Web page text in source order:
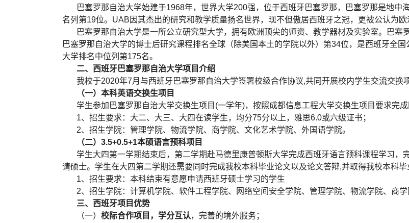
巴塞罗那自治大学始建于1968年，世界大学200强，位于西班牙巴塞罗那，巴塞罗那是地
名列第19位。UAB因其杰出的研究和教学质量扬名世界，现不但傲居西班牙之冠，更被公认为欧
巴塞罗那自治大学是一所公立研究型大学，拥有欧洲顶尖的师资、教学器材及实验室。巴塞
巴塞罗那自治大学的博士后研究课程排名全球（除美国本土的学院以外）第34位，是西班牙全
大学排名中位列第175名。
二、西班牙巴塞罗那自治大学项目介绍
我校于2020年7月与西班牙巴塞罗那自治大学签署校级合作协议,共同开展校内学生交流交换
（一）本科英语交换生项目
学生参加巴塞罗那自治大学交换生项目(一学年)，按照成都信息工程大学交换生项目要求完
1、招生要求：大二、大三、大四在读学生，均分75分以上，雅思6.0或六级证书；
2、招生学院：管理学院、物流学院、商学院、文化艺术学院、外国语学院。
（二）3.5+0.5+1本硕语言预科项目
学生大四第一学期结束后，第二学期赴马德里康普顿斯大学完成西班牙语言预科课程学习
请硕士。学生在大四第二学期还需要同时完成我校本科毕业论文以及论文答辩,并取得我校本科毕
1、招生要求：本科结束有意愿申请西班牙硕士学习的学生
2、招生学院：计算机学院、软件工程学院、网络空间安全学院、管理学院、物流学院、商学
三、西班牙项目优势
（一） 校际合作项目，学分互认，完善的境外服务；